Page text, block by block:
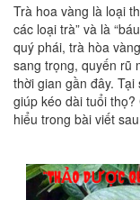
Trà hoa vàng là loại
các loại trà” và là
quý phái, trà hòa
sang trọng, quyến rũ
thời gian gần đây. Tại
giúp kéo dài tuổi thọ?
hiểu trong bài viết